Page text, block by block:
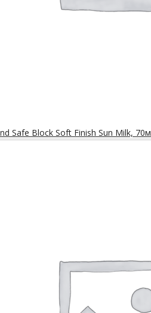
Safe Block Soft Finish Sun Milk,